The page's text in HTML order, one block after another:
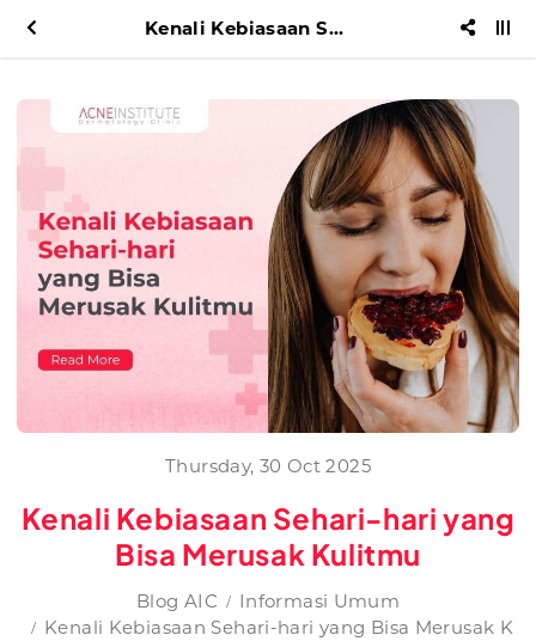
Kenali Kebiasaan Sehari-hari yang Bisa Merusak Kulitmu
Thursday, 30 Oct 2025
Kenali Kebiasaan Sehari-hari yang
Bisa Merusak Kulitmu
Blog AIC
Informasi Umum
Kenali Kebiasaan Sehari-hari yang Bisa Merusak K